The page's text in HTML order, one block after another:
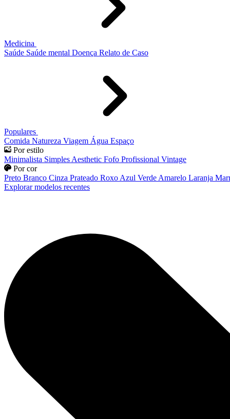
Medicina
Saúde Saúde mental Doença Relato de Caso
Populares
Comida Natureza Viagem Água Espaço
Por estilo
Minimalista Simples Aesthetic Fofo Profissional Vintage
Por cor
Preto Branco Cinza Prateado Roxo Azul Verde Amarelo Laranja
Explorar modelos recentes